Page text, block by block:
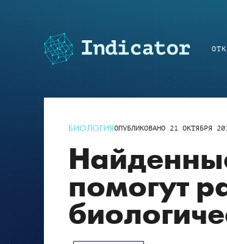
БИОЛОГИЯОПУБЛИКОВАНО 21 ОКТЯБРЯ
помогут